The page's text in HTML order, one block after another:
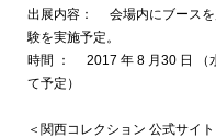
出展内容： 会場内にブースを
験を実施予定。
時間 ： 2017 年 8 月30 日
て予定）
＜関西コレクション 公式サイト